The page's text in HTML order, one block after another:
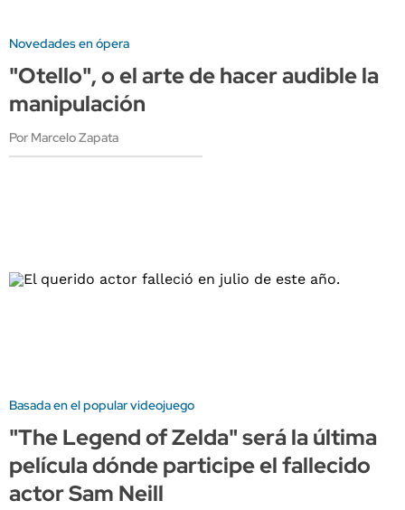
Novedades en ópera
"Otello", o el arte de hacer audible la
manipulación
Por Marcelo Zapata
Basada en el popular videojuego
"The Legend of Zelda" será la última
película dónde participe el fallecido
actor Sam Neill